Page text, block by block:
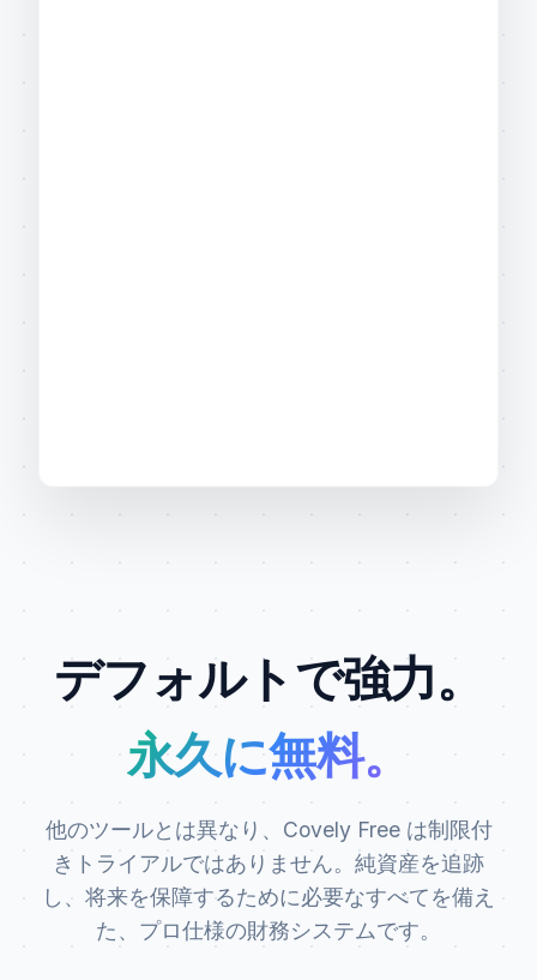
デフォルトで強力。
永久に無料。
他のツールとは異なり、Covely Free は制限付
きトライアルではありません。純資産を追跡
し、将来を保障するために必要なすべてを備え
た、プロ仕様の財務システムです。